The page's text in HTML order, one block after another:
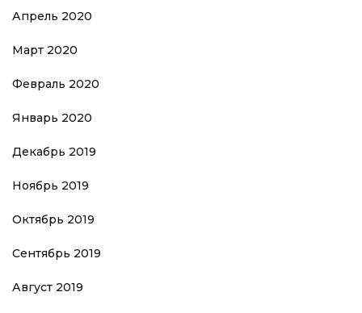
Апрель 2020
Март 2020
Февраль 2020
Январь 2020
Декабрь 2019
Ноябрь 2019
Октябрь 2019
Сентябрь 2019
Август 2019